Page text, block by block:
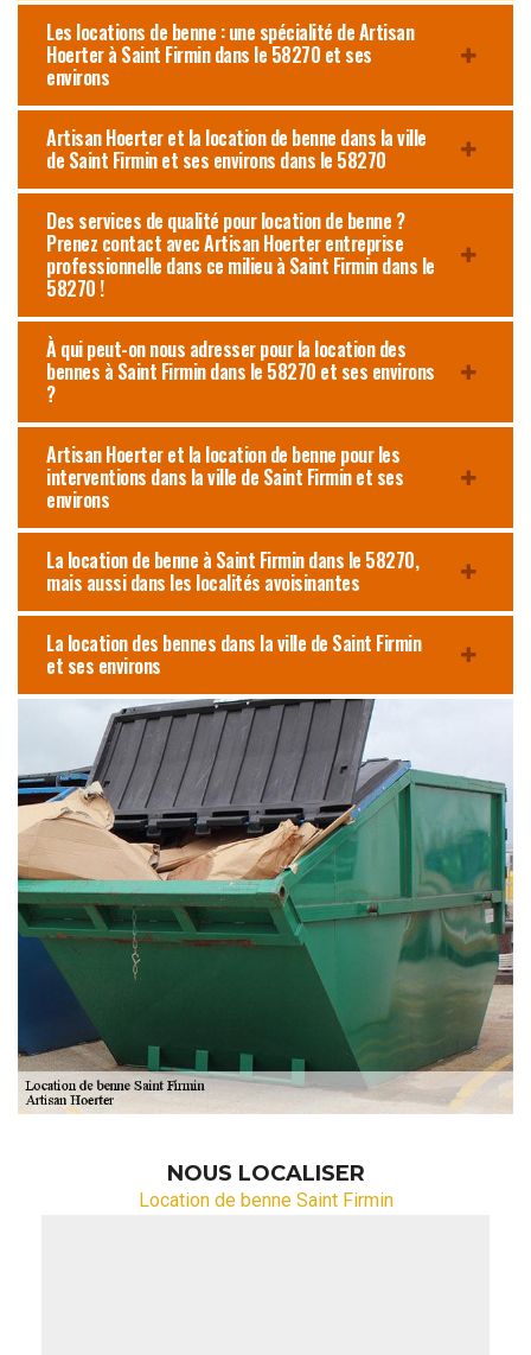
Les locations de benne : une spécialité de Artisan
Hoerter à Saint Firmin dans le 58270 et ses
environs
Artisan Hoerter et la location de benne dans la ville
de Saint Firmin et ses environs dans le 58270
Des services de qualité pour location de benne ?
Prenez contact avec Artisan Hoerter entreprise
professionnelle dans ce milieu à Saint Firmin dans le
58270 !
À qui peut-on nous adresser pour la location des
bennes à Saint Firmin dans le 58270 et ses environs
?
Artisan Hoerter et la location de benne pour les
interventions dans la ville de Saint Firmin et ses
environs
La location de benne à Saint Firmin dans le 58270,
mais aussi dans les localités avoisinantes
La location des bennes dans la ville de Saint Firmin
et ses environs
NOUS LOCALISER
Location de benne Saint Firmin